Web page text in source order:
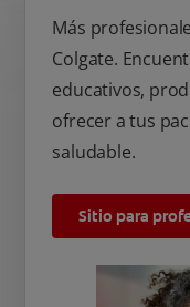
Más
Colgate.
educativos,
ofrecer a tus
saludable.
Sitio para